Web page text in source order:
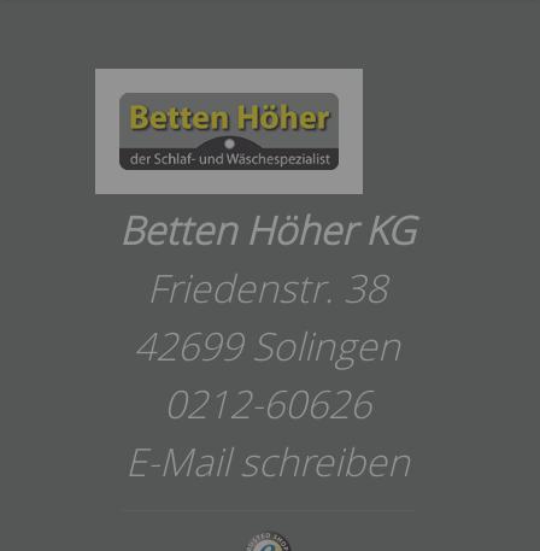
Betten Höher KG
Friedenstr. 38
42699 Solingen
0212-60626
E-Mail schreiben